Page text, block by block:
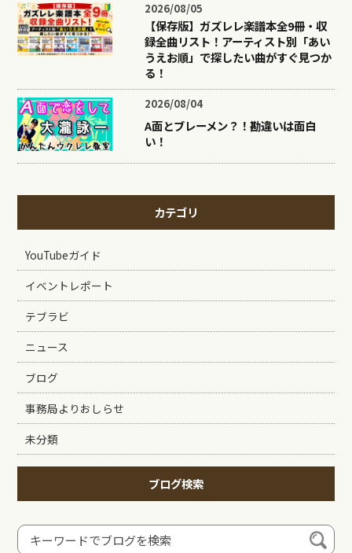
2026/08/05
【保存版】ガズレレ楽譜本全9冊・収
録全曲リスト！アーティスト別「あい
うえお順」で探したい曲がすぐ見つか
る！
2026/08/04
A面とブレーメン？！勘違いは面白
い！
カテゴリ
YouTubeガイド
イベントレポート
テブラビ
ニュース
ブログ
事務局よりおしらせ
未分類
ブログ検索